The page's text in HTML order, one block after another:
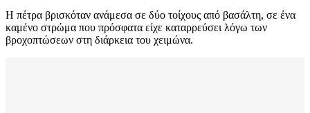
Η πέτρα βρισκόταν ανάμεσα σε δύο τοίχους από βασάλτη, σε ένα
καμένο στρώμα που πρόσφατα είχε καταρρεύσει λόγω των
βροχοπτώσεων στη διάρκεια του χειμώνα.